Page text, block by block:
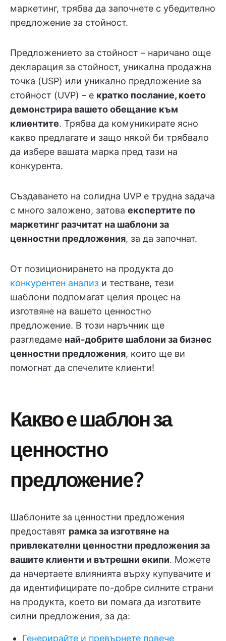
маркетинг, трябва да започнете с убедително
предложение за стойност.
Предложението за стойност – наричано още
декларация за стойност, уникална продажна
точка (USP) или уникално предложение за
стойност (UVP) – е кратко послание, което
демонстрира вашето обещание към
клиентите. Трябва да комуникирате ясно
какво предлагате и защо някой би трябвало
да избере вашата марка пред тази на
конкурента.
Създаването на солидна UVP е трудна задача
с много заложено, затова експертите по
маркетинг разчитат на шаблони за
ценностни предложения, за да започнат.
От позиционирането на продукта до
конкурентен анализ и тестване, тези
шаблони подпомагат целия процес на
изготвяне на вашето ценностно
предложение. В този наръчник ще
разгледаме най-добрите шаблони за бизнес
ценностни предложения, които ще ви
помогнат да спечелите клиенти!
Какво е шаблон за
ценностно
предложение?
Шаблоните за ценностни предложения
предоставят рамка за изготвяне на
привлекателни ценностни предложения за
вашите клиенти и вътрешни екипи. Можете
да начертаете влиянията върху купувачите и
да идентифицирате по-добре силните страни
на продукта, което ви помага да изготвите
силни предложения, за да:
Генерирайте и превърнете повече